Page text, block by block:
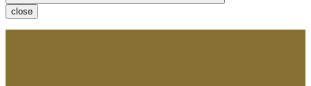
close